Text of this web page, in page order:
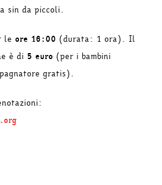
sin da piccoli.
le ore 16:00 (durata: 1 ora). Il
è di 5 euro (per i bambini
gratis).